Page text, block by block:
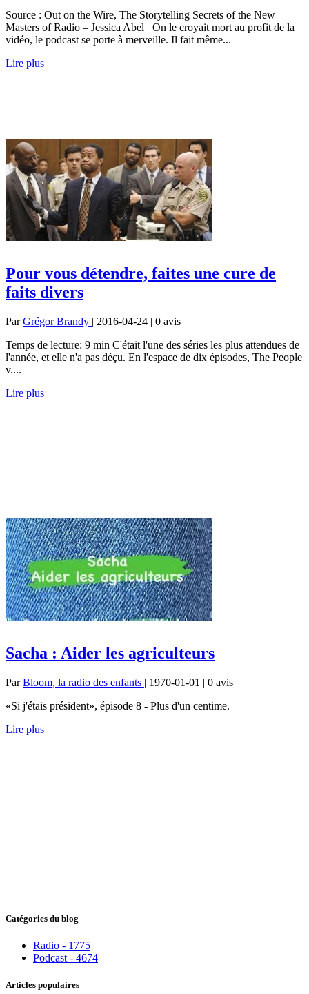
Source : Out on the Wire, The Storytelling Secrets of the New
Masters of Radio – Jessica Abel On le croyait mort au profit de la
vidéo, le podcast se porte à merveille. Il fait même...
Lire plus
Pour vous détendre, faites une cure de
faits divers
ParGrégor Brandy | 2016-04-24 | 0 avis
Temps de lecture: 9 min C'était l'une des séries les plus attendues de
l'année, et elle n'a pas déçu. En l'espace de dix épisodes, The People
v....
Lire plus
Sacha : Aider les agriculteurs
ParBloom, la radio des enfants | 1970-01-01 | 0 avis
«Si j'étais président», épisode 8 - Plus d'un centime.
Lire plus
Catégories du blog
Radio - 1775
Podcast - 4674
Articles populaires